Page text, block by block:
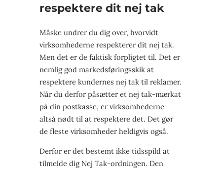
respektere dit nej tak
Måske undrer du dig over, hvorvidt
virksomhederne respekterer dit nej tak.
Men det er de faktisk forpligtet til. Det er
nemlig god markedsføringsskik at
respektere kundernes nej tak til reklamer.
Når du derfor påsætter et nej tak-mærkat
på din postkasse, er virksomhederne
altså nødt til at respektere det. Det gør
de fleste virksomheder heldigvis også.
Derfor er det bestemt ikke tidsspild at
tilmelde dig Nej Tak-ordningen. Den